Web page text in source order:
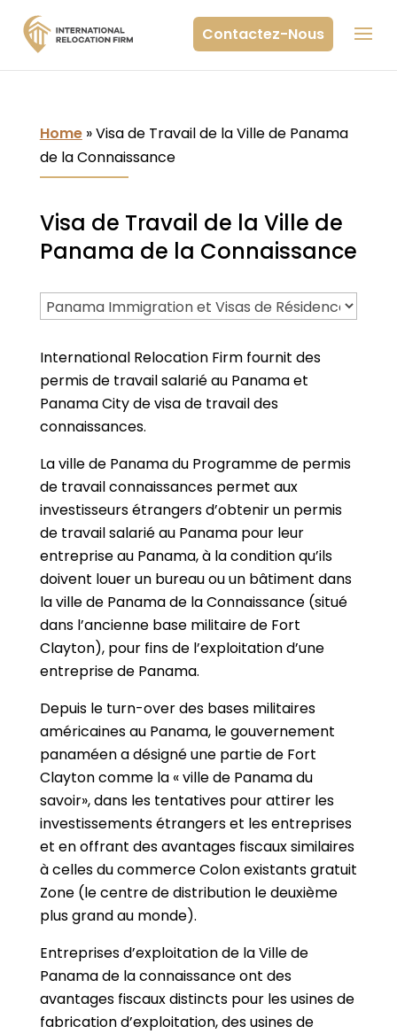
Contactez-Nous
Home»Visa de Travail de la Ville de Panama
de la Connaissance
Visa de Travail de la Ville de
Panama de la Connaissance
International Relocation Firm fournit des
permis de travail salarié au Panama et
Panama City de visa de travail des
connaissances.
La ville de Panama du Programme de permis
de travail connaissances permet aux
investisseurs étrangers d’obtenir un permis
de travail salarié au Panama pour leur
entreprise au Panama, à la condition qu’ils
doivent louer un bureau ou un bâtiment dans
la ville de Panama de la Connaissance (situé
dans l’ancienne base militaire de Fort
Clayton), pour fins de l’exploitation d’une
entreprise de Panama.
Depuis le turn-over des bases militaires
américaines au Panama, le gouvernement
panaméen a désigné une partie de Fort
Clayton comme la « ville de Panama du
savoir», dans les tentatives pour attirer les
investissements étrangers et les entreprises
et en offrant des avantages fiscaux similaires
à celles du commerce Colon existants gratuit
Zone (le centre de distribution le deuxième
plus grand au monde).
Entreprises d’exploitation de la Ville de
Panama de la connaissance ont des
avantages fiscaux distincts pour les usines de
fabrication d’exploitation, des usines de